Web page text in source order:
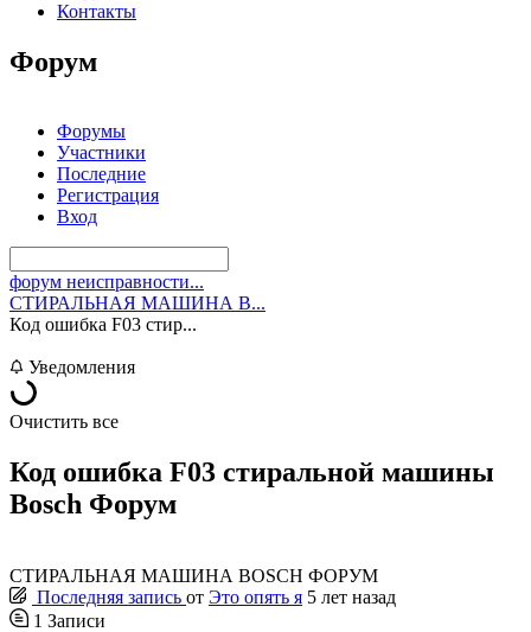
Контакты
Форум
Форумы
Участники
Последние
Регистрация
Вход
форум неисправности...
СТИРАЛЬНАЯ МАШИНА B...
Код ошибка F03 стир...
Уведомления
Очистить все
Код ошибка F03 стиральной машины
Bosch Форум
СТИРАЛЬНАЯ МАШИНА BOSCH ФОРУМ
Последняя запись от Это опять я 5 лет назад
1 Записи